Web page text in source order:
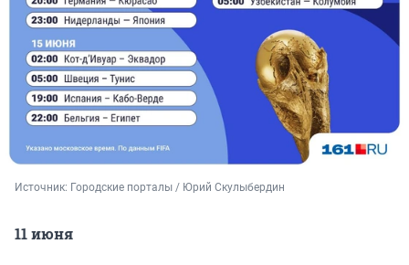
Источник: Городские порталы / Юрий Скулыбердин
11 июня